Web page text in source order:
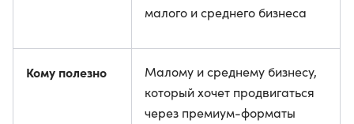
малого и среднего бизнеса
Кому полезно
Малому и среднему бизнесу,
который хочет продвигаться
через премиум-форматы